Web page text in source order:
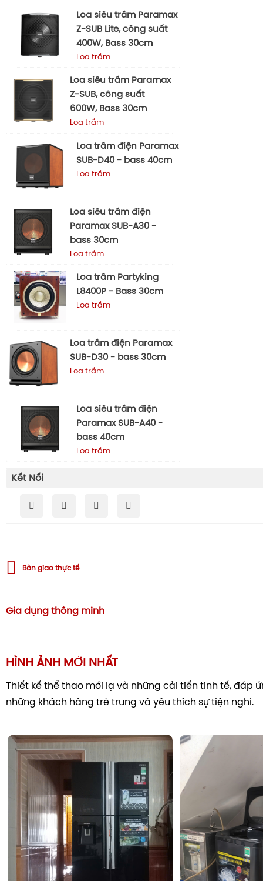
Loa siêu trầm Paramax
Z-SUB Lite, công suất
400W, Bass 30cm
Loa trầm
Loa siêu trầm Paramax
Z-SUB, công suất
600W, Bass 30cm
Loa trầm
Loa trầm điện Paramax
SUB-D40 - bass 40cm
Loa trầm
Loa siêu trầm điện
Paramax SUB-A30 -
bass 30cm
Loa trầm
Loa trầm Partyking
L8400P - Bass 30cm
Loa trầm
Loa trầm điện Paramax
SUB-D30 - bass 30cm
Loa trầm
Loa siêu trầm điện
Paramax SUB-A40 -
bass 40cm
Loa trầm
Kết Nối
Bàn giao thực tế
Gia dụng thông minh
HÌNH ẢNH MỚI NHẤT
Thiết kế thể thao mới lạ và những cải tiến tinh tế, đáp
những khách hàng trẻ trung và yêu thích sự tiện nghi.